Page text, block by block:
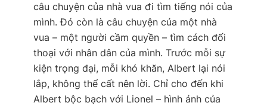
câu chuyện của nhà vua đi tìm tiếng nói của
mình. Đó còn là câu chuyện của một nhà
vua – một người cầm quyền – tìm cách đối
thoại với nhân dân của mình. Trước mỗi sự
kiện trọng đại, mỗi khó khăn, Albert lại nói
lắp, không thể cất nên lời. Chỉ cho đến khi
Albert bộc bạch với Lionel – hình ảnh của